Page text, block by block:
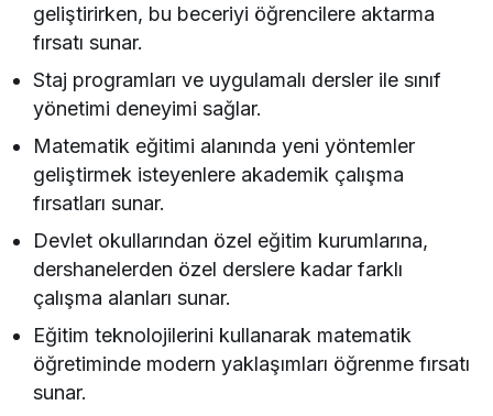
geliştirirken, bu beceriyi öğrencilere aktarma
fırsatı sunar.
Staj programları ve uygulamalı dersler ile sınıf
yönetimi deneyimi sağlar.
Matematik eğitimi alanında yeni yöntemler
geliştirmek isteyenlere akademik çalışma
fırsatları sunar.
Devlet okullarından özel eğitim kurumlarına,
dershanelerden özel derslere kadar farklı
çalışma alanları sunar.
Eğitim teknolojilerini kullanarak matematik
öğretiminde modern yaklaşımları öğrenme fırsatı
sunar.